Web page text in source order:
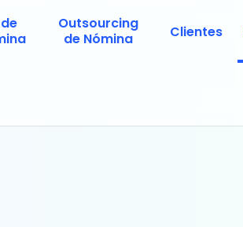
Outsourcing
de Nómina
Clientes